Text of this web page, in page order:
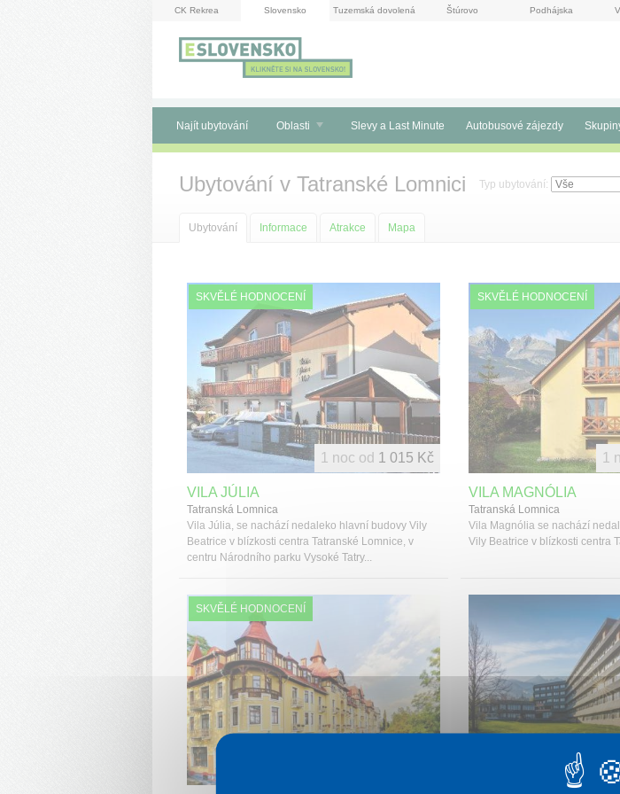
CK Rekrea Slovensko Tuzemská dovolená Štúrovo Podhájska
Najít ubytování Oblasti Slevy a Last Minute Autobusové zájezdy
Ubytování v Tatranské Lomnici Typ ubytování:
Ubytování Informace Atrakce Mapa
SKVĚLÉ HODNOCENÍ
VILA JÚLIA
Tatranská Lomnica
Vila Júlia, se nachází nedaleko hlavní budovy Vily
Beatrice v blízkosti centra Tatranské Lomnice, v
centru Národního parku Vysoké Tatry...
1 noc od 1 015 Kč
SKVĚLÉ HODNOCENÍ
VILA MAGNÓLIA
Tatranská Lomnica
Vila Magnólia se nachází
Vily Beatrice v blízkosti centra
1
SKVĚLÉ HODNOCENÍ
1